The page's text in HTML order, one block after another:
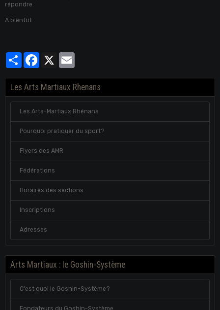
répondre.
A bientôt
PartagerFacebook
X
Les Arts Martiaux Rhenans
Les Arts-Martiaux Rhénans
Pourquoi pratiquer du sport?
Flyers des AMR
Fédérations
Horaires des sections
Inscriptions
Adresses
Arts Martiaux : le Goshin-Système
C'est quoi le Goshin-Système?